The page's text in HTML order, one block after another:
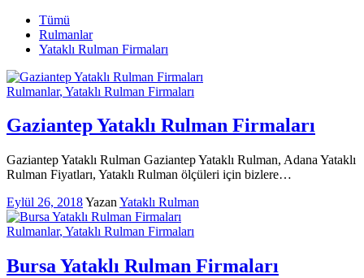
Tümü
Rulmanlar
Yataklı Rulman Firmaları
Rulmanlar, Yataklı Rulman Firmaları
Gaziantep Yataklı Rulman Firmaları
Gaziantep Yataklı Rulman Gaziantep Yataklı Rulman, Adana Yataklı
Rulman Fiyatları, Yataklı Rulman ölçüleri için bizlere…
Eylül 26, 2018Yazan Yataklı Rulman
Rulmanlar, Yataklı Rulman Firmaları
Bursa Yataklı Rulman Firmaları